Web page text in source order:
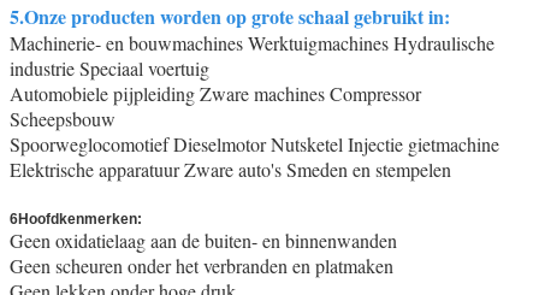
5.Onze producten worden op grote schaal gebruikt in:
Machinerie- en bouwmachines Werktuigmachines Hydraulische
industrie Speciaal voertuig
Automobiele pijpleiding Zware machines Compressor
Scheepsbouw
Spoorweglocomotief Dieselmotor Nutsketel Injectie gietmachine
Elektrische apparatuur Zware auto's Smeden en stempelen
6Hoofdkenmerken:
Geen oxidatielaag aan de buiten- en binnenwanden
Geen scheuren onder het verbranden en platmaken